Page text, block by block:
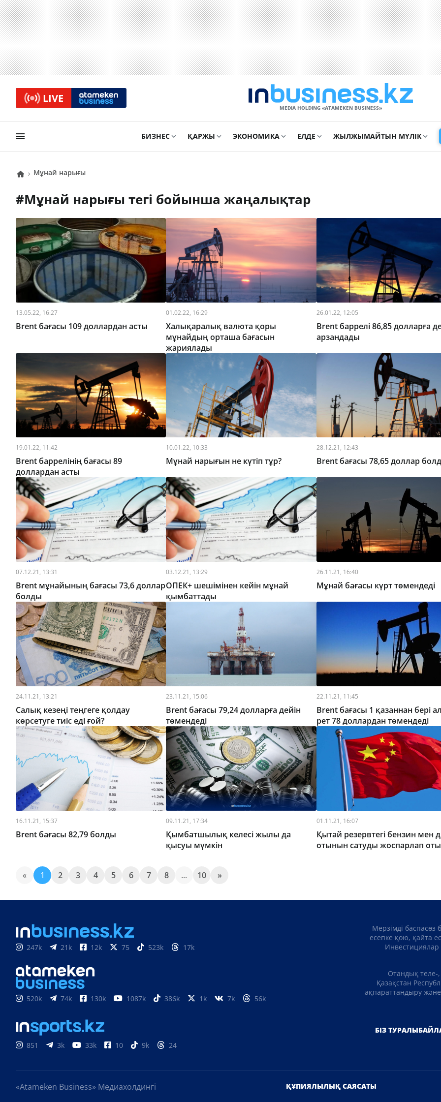
LIVE
MEDIA HOLDING «ATAMEKЕN BUSINESS»
БИЗНЕС ҚАРЖЫ ЭКОНОМИКА ЕЛДЕ ЖЫЛЖЫМАЙТЫН МҮЛІК
мұнай нарығы
# мұнай нарығы тегі бойынша жаңалықтар
13.05.22, 16:27
Brent бағасы 109 доллардан асты
01.02.22, 16:29
Халықаралық валюта қоры
мұнайдың орташа бағасын
жариялады
26.01.22, 12:05
Brent баррелі 86,85 долларға
арзандады
19.01.22, 11:42
Brent баррелінің бағасы 89
доллардан асты
10.01.22, 10:33
Мұнай нарығын не күтіп тұр?
28.12.21, 12:43
Brent бағасы 78,65 доллар
07.12.21, 13:31
Brent мұнайының бағасы 73,6 доллар
болды
03.12.21, 13:29
ОПЕК+ шешімінен кейін мұнай
қымбаттады
26.11.21, 16:40
Мұнай бағасы күрт төмендеді
24.11.21, 13:21
Салық кезеңі теңгеге қолдау
көрсетуге тиіс еді ғой?
23.11.21, 15:06
Brent бағасы 79,24 долларға дейін
төмендеді
22.11.21, 11:45
Brent бағасы 1 қазаннан бері
рет 78 доллардан төмендеді
16.11.21, 15:37
Brent бағасы 82,79 болды
09.11.21, 17:34
Қымбатшылық келесі жылы да
қысуы мүмкін
01.11.21, 16:07
Қытай резервтегі бензин мен
отынын сатуды жоспарлап
« 1 2 3 4 5 6 7 8 ... 10 »
247k 21k 12k 75 523k 17k
520k 74k 130k 1087k 386k 1k 7k 56k
851 3k 33k 10 9k 24
Мерзімді баспасөз
есепке қою, қайта
Инвестициялар
Отандық теле-
Қазақстан
ақпараттандыру
БІЗ ТУРАЛЫ
«Atameken Business» Медиахолдингі ҚҰПИЯЛЫЛЫҚ САЯСАТЫ